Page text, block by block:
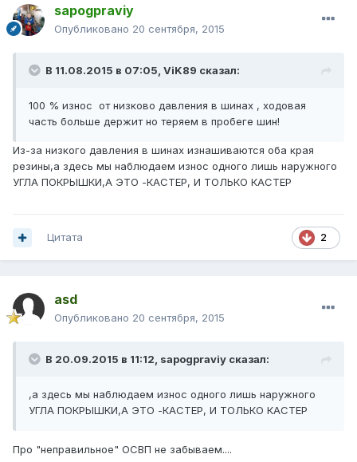
sapogpraviy
Опубликовано 20 сентября, 2015
В 11.08.2015 в 07:05, ViK89 сказал:
100 % износ от низково давления в шинах , ходовая
часть больше держит но теряем в пробеге шин!
Из-за низкого давления в шинах изнашиваются оба края
резины,а здесь мы наблюдаем износ одного лишь наружного
УГЛА ПОКРЫШКИ,А ЭТО -КАСТЕР, И ТОЛЬКО КАСТЕР
2
Цитата
asd
Опубликовано 20 сентября, 2015
В 20.09.2015 в 11:12, sapogpraviy сказал:
,а здесь мы наблюдаем износ одного лишь наружного
УГЛА ПОКРЫШКИ,А ЭТО -КАСТЕР, И ТОЛЬКО КАСТЕР
Про "неправильное" ОСВП не забываем....